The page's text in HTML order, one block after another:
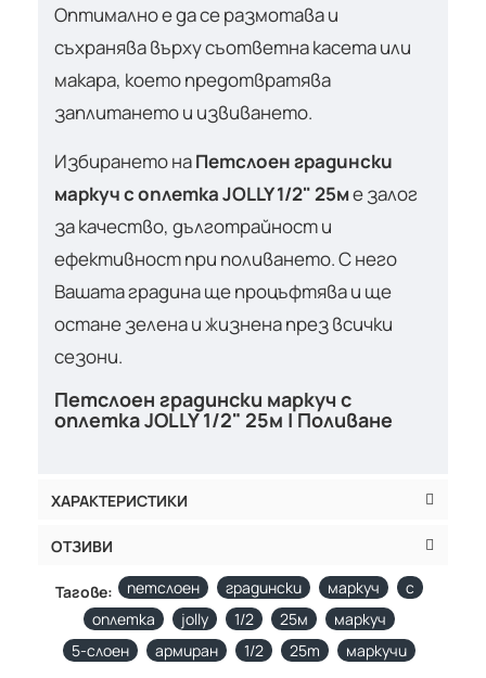
Оптимално е да се размотава и
съхранява върху съответна касета или
макара, което предотвратява
заплитането и извиването.
Избирането наПетслоен градински
маркуч с оплетка JOLLY 1/2" 25ме залог
за качество, дълготрайност и
ефективност при поливането. С него
Вашата градина ще процъфтява и ще
остане зелена и жизнена през всички
сезони.
Петслоен градински маркуч с
оплетка JOLLY 1/2" 25м | Поливане
ХАРАКТЕРИСТИКИ
ОТЗИВИ
Тагове: петслоен градински маркуч
с
оплетка
jolly 1/2 25м
маркуч
5-слоен
армиран 1/2 25m маркучи